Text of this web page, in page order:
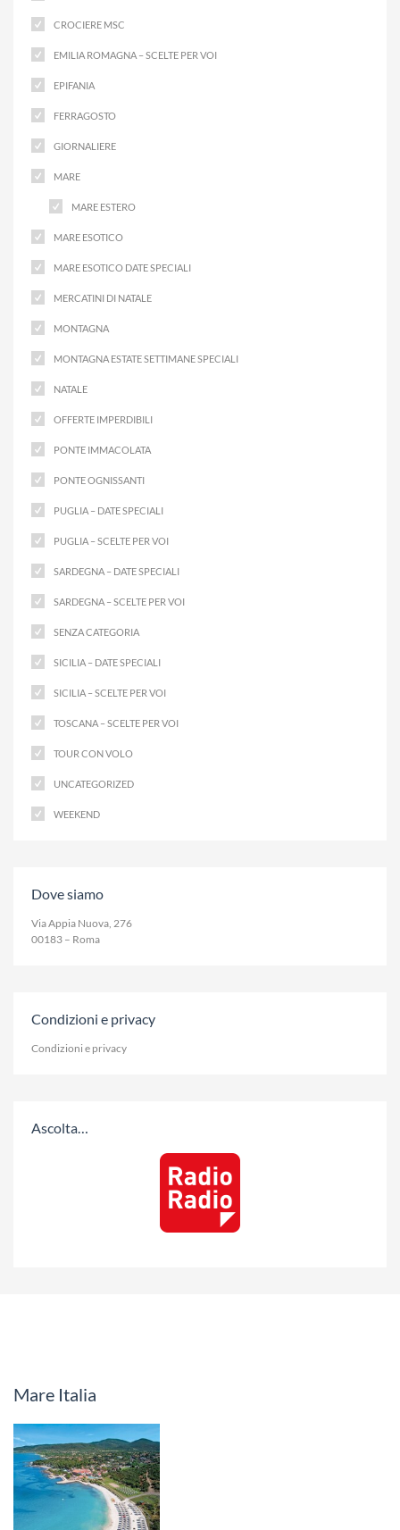
CROCIERE MSC
EMILIA ROMAGNA – SCELTE PER VOI
EPIFANIA
FERRAGOSTO
GIORNALIERE
MARE
MARE ESTERO
MARE ESOTICO
MARE ESOTICO DATE SPECIALI
MERCATINI DI NATALE
MONTAGNA
MONTAGNA ESTATE SETTIMANE SPECIALI
NATALE
OFFERTE IMPERDIBILI
PONTE IMMACOLATA
PONTE OGNISSANTI
PUGLIA – DATE SPECIALI
PUGLIA – SCELTE PER VOI
SARDEGNA – DATE SPECIALI
SARDEGNA – SCELTE PER VOI
SENZA CATEGORIA
SICILIA – DATE SPECIALI
SICILIA – SCELTE PER VOI
TOSCANA – SCELTE PER VOI
TOUR CON VOLO
UNCATEGORIZED
WEEKEND
Dove siamo
Via Appia Nuova, 276
00183 – Roma
Condizioni e privacy
Condizioni e privacy
Ascolta…
Mare Italia